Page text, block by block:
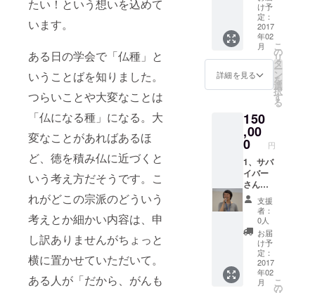
たい！という想いを込めて
います。
ある日の学会で「仏種」と
いうことばを知りました。
つらいことや大変なことは
「仏になる種」になる。大
変なことがあればあるほ
ど、徳を積み仏に近づくと
いう考え方だそうです。こ
れがどこの宗派のどういう
考えとか細かい内容は、申
し訳ありませんがちょっと
横に置かせていただいて。
ある人が「だから、がんも
くださ
い。
スを必
ず明記
くださ
い。お
値段は
です。
上の作
家さん
の作品
の中か
ら、ス
タッフ
でセレ
り手の
サバイ
バーさ
のエピ
ソード
も交え
てお楽
しみく
ださ
い！ ※
外箱は
変わる
ことが
ありま
す。 ※
みは、
同等の
サバイ
バーマ
ルシェ
チャリ
ティギ
ます。
※当日配
布用の
パンフ
レット
（片面
A4サイ
ズの冊
子）へ
A4サイ
ズの広
告を掲
載いた
しま
す。 ご
決済
ンサー
ズナイ
ト開催
報告書
へのお
名前及
びニッ
クネー
ンサー
ズナイ
ト開催
報告書
のお届
け 4、
限定オ
リジナ
ルエコ
バック
5、サバ
イバー
マル
シェオ
リジナ
ルギフ
け予
定：
2017
年02
月
詳細を見る
こ
の
リ
タ
ー
ン
を
選
択
す
る
150
,00
0 円
1、サバ
イバー
さんか
らの
Thanks
letter☆
2、キャ
ンサー
ズナイ
ト開催
報告書
へのお
支援
者：
0人
お届
け予
定：
2017
年02
月
こ
の